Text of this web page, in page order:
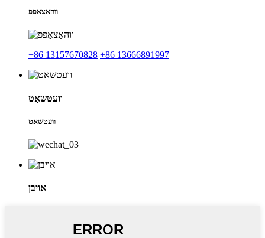
ווהאַצאַפּפּ
+86 13157670828 +86 13666891997
וועטשאַט
וועטשאַט
אויבן